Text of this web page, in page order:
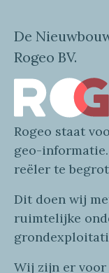
De
Rogeo BV.
Rogeo staat
geo-informatie
reëler te
Dit doen wij
ruimtelijke
Wij zijn er voor